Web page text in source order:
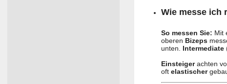
Wie messe ich
So messen Sie: Mit
oberen Bizeps
unten. Intermediate
Einsteigerachten
oft elastischer